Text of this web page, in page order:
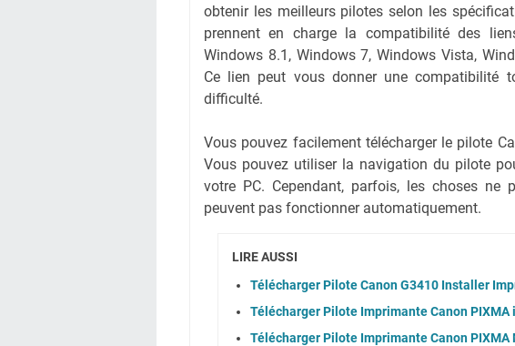
obtenir les meilleurs pilotes selon les
prennent en charge la compatibilité des
Windows 8.1, Windows 7, Windows Vista,
Ce lien peut vous donner une compatibilité
difficulté.
Vous pouvez facilement télécharger le pilote
Vous pouvez utiliser la navigation du pilote
votre PC. Cependant, parfois, les choses ne
peuvent pas fonctionner automatiquement.
LIRE AUSSI
Télécharger Pilote Canon G3410 Installer
Télécharger Pilote Imprimante Canon PIXMA
Télécharger Pilote Imprimante Canon PIXMA